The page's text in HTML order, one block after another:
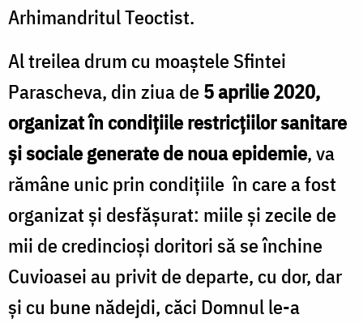
Arhimandritul Teoctist.
Al treilea drum cu moaștele Sfintei
Parascheva, din ziua de5 aprilie 2020,
organizat în condițiile restricțiilor sanitare
și sociale generate de noua epidemie, va
rămâne unic prin condițiile în care a fost
organizat și desfășurat: miile și zecile de
mii de credincioși doritori să se închine
Cuvioasei au privit de departe, cu dor, dar
și cu bune nădejdi, căci Domnul le-a